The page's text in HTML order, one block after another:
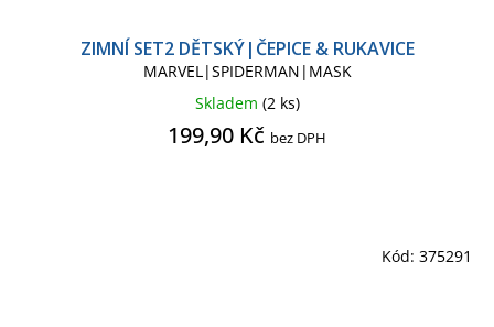
ZIMNÍ SET2 DĚTSKÝ|ČEPICE & RUKAVICE
MARVEL|SPIDERMAN|MASK
Skladem (2 ks)
199,90 Kč bez DPH
Kód: 375291